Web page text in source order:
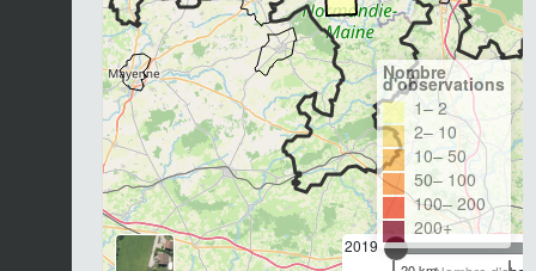
2019
Nombre
d'observations
1– 2
2– 10
10– 50
50– 100
100– 200
200+